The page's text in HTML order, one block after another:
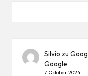
Silvio zu
Google
7. Oktober 2024